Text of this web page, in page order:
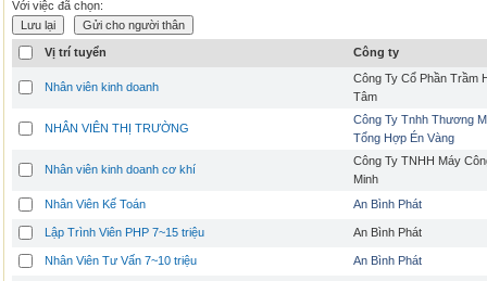
Với việc đã chọn:
Vị trí tuyển Công ty
Nhân viên kinh doanh
Công Ty Cổ Phần Trầm
Tâm
NHÂN VIÊN THỊ TRƯỜNG
Công Ty Tnhh Thương
Tổng Hợp Én Vàng
Nhân viên kinh doanh cơ khí
Công Ty TNHH Máy
Minh
Nhân Viên Kế Toán
An Bình Phát
Lập Trình Viên PHP 7~15 triệu An Bình Phát
Nhân Viên Tư Vấn 7~10 triệu An Bình Phát